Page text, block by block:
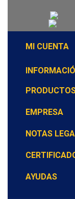
MI CUENTA
EMPRESA
NOTAS
AYUDAS